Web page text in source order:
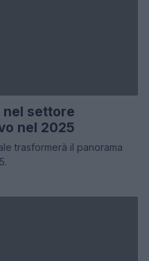
nel settore
nel 2025
trasformerà il panorama